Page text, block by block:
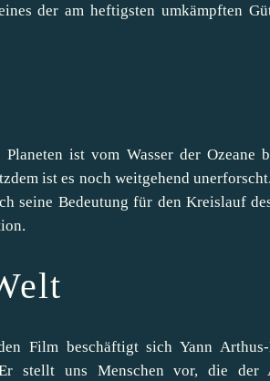
der am heftigsten umkämpften
ist vom Wasser der Ozeane
ist es noch weitgehend
seine Bedeutung für den Kreislauf
Film beschäftigt sich Yann
stellt uns Menschen vor, die der